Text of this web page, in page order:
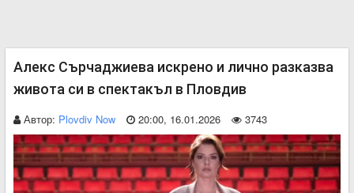
Алекс Сърчаджиева искрено и лично разказва
живота си в спектакъл в Пловдив
Автор: Plovdiv Now 20:00, 16.01.2026 3743